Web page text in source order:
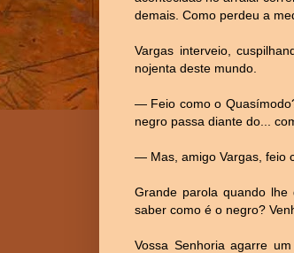
demais. Como perdeu a
Vargas interveio,
nojenta deste mundo.
— Feio como o
negro passa diante do...
— Mas, amigo Vargas, feio
Grande parola quando
saber como é o negro?
Vossa Senhoria agarre